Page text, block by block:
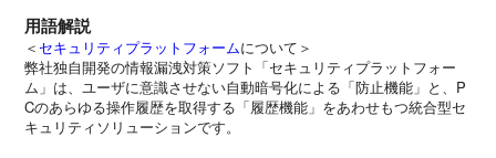
用語解説
＜ セキュリティプラットフォームについて＞
弊社独自開発の情報漏洩対策ソフト「セキュリティプラットフォー
ム」は、ユーザに意識させない自動暗号化による「防止機能」と、P
Cのあらゆる操作履歴を取得する「履歴機能」をあわせもつ統合型セ
キュリティソリューションです。